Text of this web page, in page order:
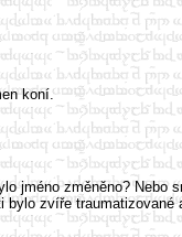
koní.
jméno změněno? Nebo
zvíře